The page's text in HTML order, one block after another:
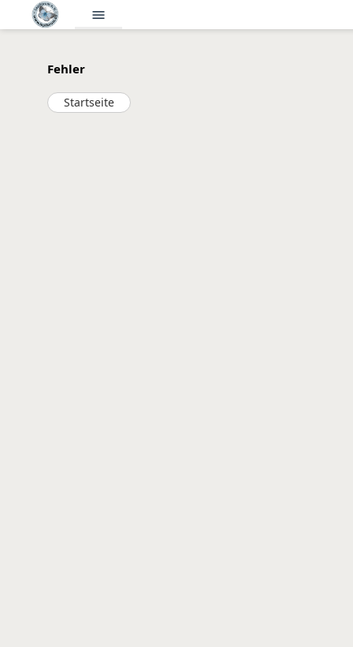
menu
Fehler
Startseite